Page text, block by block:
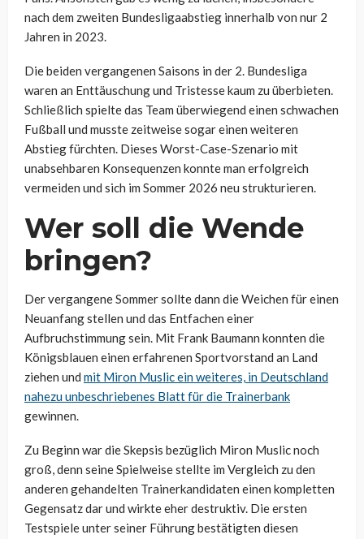
nach dem zweiten Bundesligaabstieg innerhalb von nur 2
Jahren in 2023.
Die beiden vergangenen Saisons in der 2. Bundesliga
waren an Enttäuschung und Tristesse kaum zu überbieten.
Schließlich spielte das Team überwiegend einen schwachen
Fußball und musste zeitweise sogar einen weiteren
Abstieg fürchten. Dieses Worst-Case-Szenario mit
unabsehbaren Konsequenzen konnte man erfolgreich
vermeiden und sich im Sommer 2026 neu strukturieren.
Wer soll die Wende
bringen?
Der vergangene Sommer sollte dann die Weichen für einen
Neuanfang stellen und das Entfachen einer
Aufbruchstimmung sein. Mit Frank Baumann konnten die
Königsblauen einen erfahrenen Sportvorstand an Land
ziehen und mit Miron Muslic ein weiteres, in Deutschland
nahezu unbeschriebenes Blatt für die Trainerbank
gewinnen.
Zu Beginn war die Skepsis bezüglich Miron Muslic noch
groß, denn seine Spielweise stellte im Vergleich zu den
anderen gehandelten Trainerkandidaten einen kompletten
Gegensatz dar und wirkte eher destruktiv. Die ersten
Testspiele unter seiner Führung bestätigten diesen